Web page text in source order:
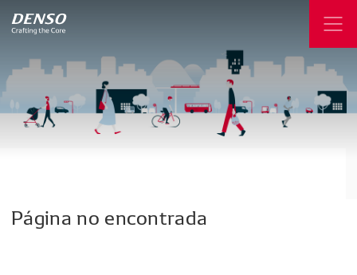
Página no encontrada